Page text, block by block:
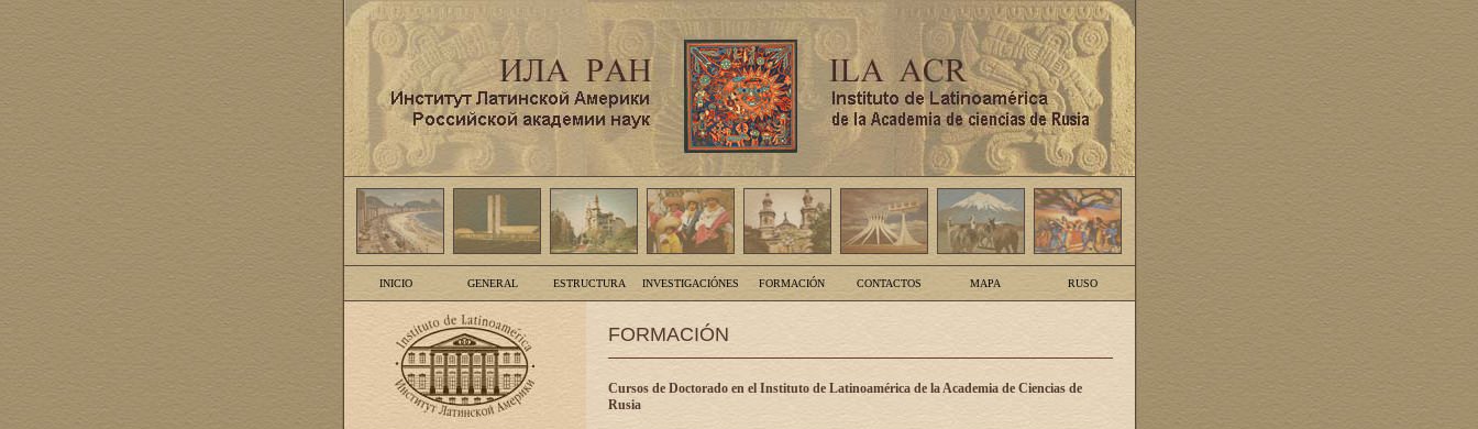
INICIO GENERAL ESTRUCTURA INVESTIGACIÓNES FORMACIÓN CONTACTOS MAPA RUSO
FORMACIÓN
Cursos de Doctorado en el Instituto de Latinoamérica de la Academia de Ciencias de
Rusia